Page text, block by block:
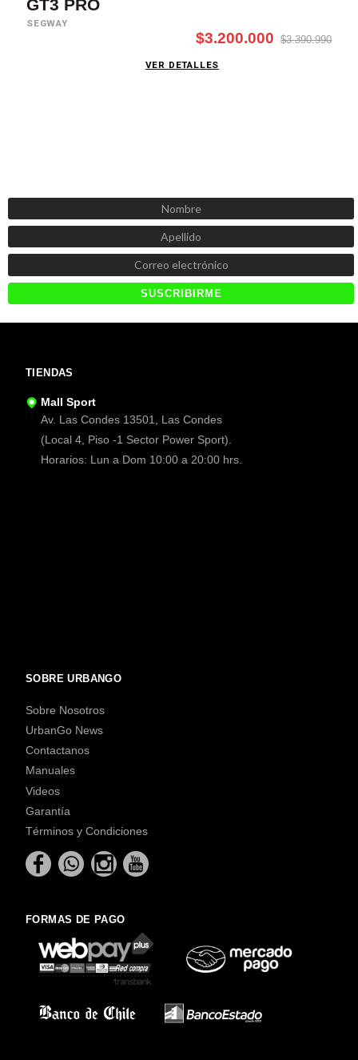
GT3 PRO
SEGWAY
$3.200.000 $3.390.990
VER DETALLES
TIENDAS
Mall Sport
Av. Las Condes 13501, Las Condes
(Local 4, Piso -1 Sector Power Sport).
Horarios: Lun a Dom 10:00 a 20:00 hrs.
SOBRE URBANGO
Sobre Nosotros
UrbanGo News
Contactanos
Manuales
Videos
Garantía
Términos y Condiciones
FORMAS DE PAGO